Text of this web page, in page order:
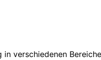
in verschiedenen